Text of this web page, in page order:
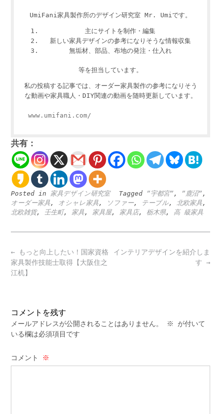
UmiFani家具製作所のデザイン研究室 Mr. Umiです。
主にサイトを制作・編集
新しい家具デザインの参考になりそうな情報収集
無垢材、部品、布地の発注・仕入れ
等を担当しています。
私の投稿する記事では、オーダー家具製作の参考になりそう
な動画や家具職人・DIY関連の動画を随時更新しています。
www.umifani.com/
共有：
Posted in 家具デザイン研究室 Tagged ”宇都宮” , ”鹿沼” ,
オーダー家具, オシャレ家具, ソファー, テーブル, 北欧家具,
北欧雑貨, 壬生町, 家具, 家具屋, 家具店, 栃木県, 高 級家具
Post
navigation
インテリアデザインを紹介しま
す →
← もっと向上したい！国家資格
家具製作技能士取得【大阪住之
江机】
コメントを残す
メールアドレスが公開されることはありません。 ※
が付いて
いる欄は必須項目です
コメント ※